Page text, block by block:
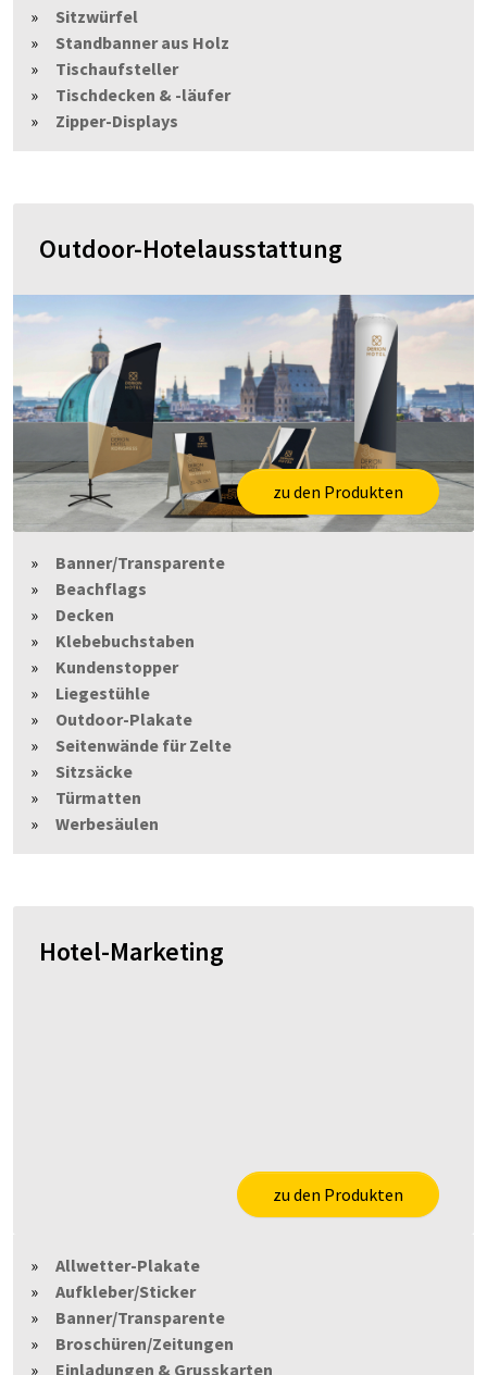
Sitzwürfel
Standbanner aus Holz
Tischaufsteller
Tischdecken & -läufer
Zipper-Displays
Outdoor-Hotelausstattung
zu den Produkten
Banner/Transparente
Beachflags
Decken
Klebebuchstaben
Kundenstopper
Liegestühle
Outdoor-Plakate
Seitenwände für Zelte
Sitzsäcke
Türmatten
Werbesäulen
Hotel-Marketing
zu den Produkten
Allwetter-Plakate
Aufkleber/Sticker
Banner/Transparente
Broschüren/Zeitungen
Einladungen & Grusskarten